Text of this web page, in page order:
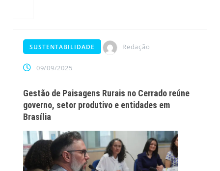
SUSTENTABILIDADE Redação
09/09/2025
Gestão de Paisagens Rurais no Cerrado reúne
governo, setor produtivo e entidades em
Brasília